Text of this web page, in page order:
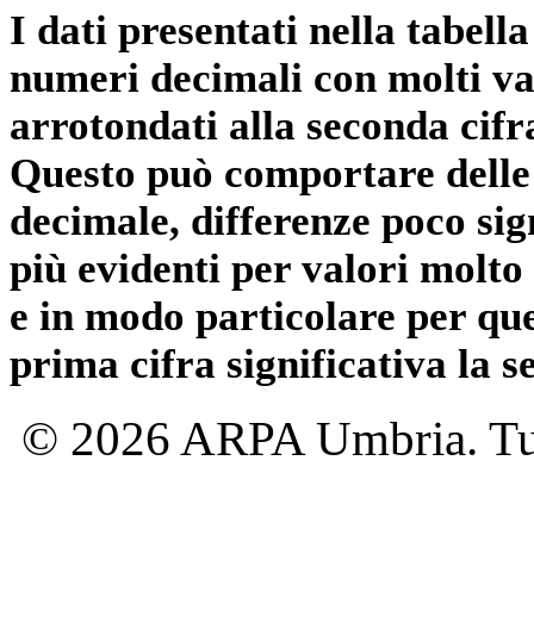
I dati presentati nella
numeri decimali con molti
arrotondati alla seconda
Questo può comportare
decimale, differenze poco
più evidenti per valori
e in modo particolare per
prima cifra significativa la
© 2026 ARPA Umbria.